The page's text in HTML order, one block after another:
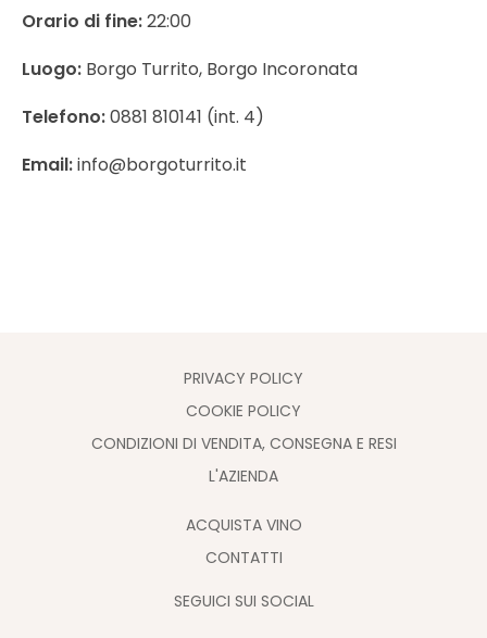
Orario di fine:22:00
Luogo: Borgo Turrito, Borgo Incoronata
Telefono:0881 810141 (int. 4)
Email:info@borgoturrito.it
PRIVACY POLICY
COOKIE POLICY
CONDIZIONI DI VENDITA, CONSEGNA E RESI
L'AZIENDA
ACQUISTA VINO
CONTATTI
SEGUICI SUI SOCIAL